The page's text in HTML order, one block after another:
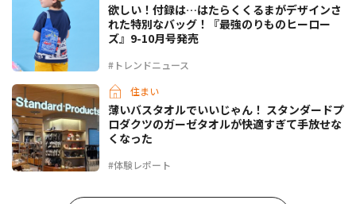
#トレンドニュース
欲しい！付録は…はたらくくるまがデザインさ
れた特別なバッグ！『最強のりものヒーロー
ズ』9-10月号発売
住まい
#体験レポート
薄いバスタオルでいいじゃん！ スタンダードプ
ロダクツのガーゼタオルが快適すぎて手放せな
くなった